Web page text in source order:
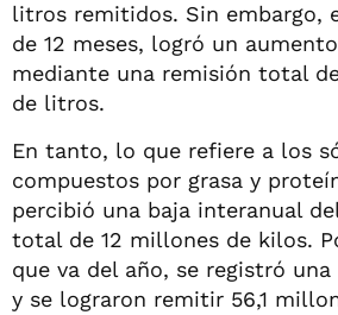
litros remitidos. Sin embargo,
de 12 meses, logró un
mediante una remisión total
de litros.
En tanto, lo que refiere a los
compuestos por grasa y
percibió una baja interanual
total de 12 millones de kilos.
que va del año, se registró
y se lograron remitir 56,1